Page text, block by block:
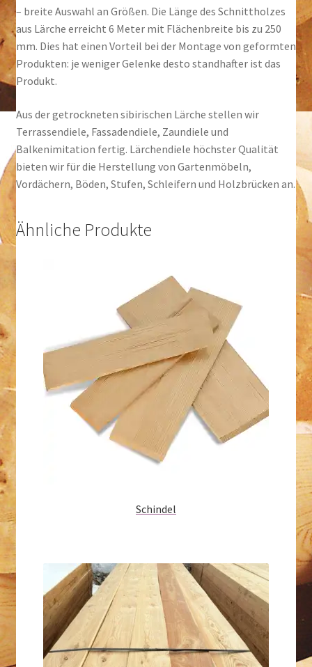
– breite Auswahl an Größen. Die Länge des Schnittholzes
aus Lärche erreicht 6 Meter mit Flächenbreite bis zu 250
mm. Dies hat einen Vorteil bei der Montage von geformten
Produkten: je weniger Gelenke desto standhafter ist das
Produkt.
Aus der getrockneten sibirischen Lärche stellen wir
Terrassendiele, Fassadendiele, Zaundiele und
Balkenimitation fertig. Lärchendiele höchster Qualität
bieten wir für die Herstellung von Gartenmöbeln,
Vordächern, Böden, Stufen, Schleifern und Holzbrücken an.
Ähnliche Produkte
Schindel